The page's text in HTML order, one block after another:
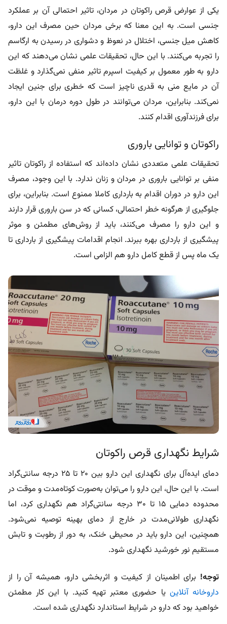
یکی از عوارض قرص راکوتان در مردان، تاثیر احتمالی آن بر عملکرد
جنسی است. به این معنا که برخی مردان حین مصرف این دارو،
کاهش میل جنسی، اختلال در نعوظ و دشواری در رسیدن به ارگاسم
را تجربه می‌کنند. با این حال، تحقیقات علمی نشان می‌دهند که این
دارو به طور معمول بر کیفیت اسپرم تاثیر منفی نمی‌گذارد و غلظت
آن در مایع منی به قدری ناچیز است که خطری برای جنین ایجاد
نمی‌کند. بنابراین، مردان می‌توانند در طول دوره درمان با این دارو،
برای فرزندآوری اقدام کنند.
راکوتان و توانایی باروری
تحقیقات علمی متعددی نشان داده‌اند که استفاده از راکوتان تاثیر
منفی بر توانایی باروری در مردان و زنان ندارد. با این وجود، مصرف
این دارو در دوران اقدام به بارداری کاملا ممنوع است. بنابراین، برای
جلوگیری از هرگونه خطر احتمالی، کسانی که در سن باروری قرار دارند
و این دارو را مصرف می‌کنند، باید از روش‌های مطمئن و موثر
پیشگیری از بارداری بهره ببرند. انجام اقدامات پیشگیری از بارداری تا
یک ماه پس از قطع کامل دارو هم الزامی است.
شرایط نگهداری قرص راکوتان
دمای ایده‌آل برای نگهداری این دارو بین 20 تا 25 درجه سانتی‌گراد
است. با این حال، این دارو را می‌توان به‌صورت کوتاه‌مدت و موقت در
محدوده‌ دمایی 15 تا 30 درجه سانتی‌گراد هم نگهداری کرد، اما
نگهداری طولانی‌مدت در خارج از دمای بهینه توصیه نمی‌شود.
همچنین، این دارو باید در محیطی خنک، به دور از رطوبت و تابش
مستقیم نور خورشید نگهداری شود.
توجه! برای اطمینان از کیفیت و اثربخشی دارو، همیشه آن را از
داروخانه‌‌ آنلاین یا حضوری معتبر تهیه کنید. با این کار مطمئن
خواهید بود که دارو در شرایط استاندارد نگهداری شده است.